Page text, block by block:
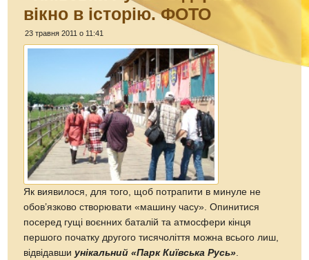
вікно в історію. ФОТО
23 травня 2011 о 11:41
Як виявилося, для того, щоб потрапити в минуле не
обов’язково створювати «машину часу». Опинитися
посеред гущі воєнних баталій та атмосфери кінця
першого початку другого тисячоліття можна всього лиш,
відвідавши унікальний «Парк Київська Русь»